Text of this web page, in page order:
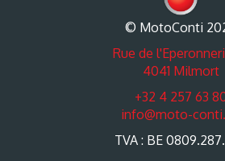
© MotoConti
Rue de
4041 Milmort
+32 4 257 63
info@moto-
TVA : BE